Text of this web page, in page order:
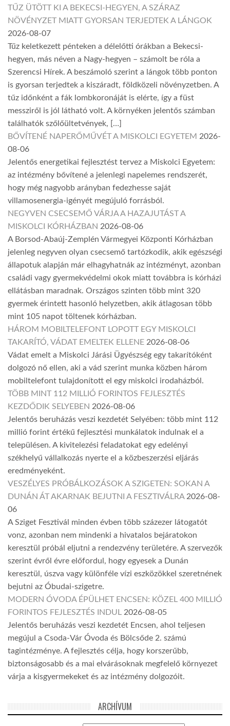
TŰZ ÜTÖTT KI A BEKECSI-HEGYEN, A SZÁRAZ
NÖVÉNYZET MIATT GYORSAN TERJEDTEK A LÁNGOK
2026-08-07
Tűz keletkezett pénteken a délelőtti órákban a Bekecsi-
hegyen, más néven a Nagy-hegyen – számolt be róla a
Szerencsi Hírek. A beszámoló szerint a lángok több ponton
is gyorsan terjedtek a kiszáradt, földközeli növényzetben. A
tűz időnként a fák lombkoronáját is elérte, így a füst
messziről is jól látható volt. A környéken jelentős számban
találhatók szőlőültetvények, […]
BŐVÍTENÉ NAPERŐMŰVÉT A MISKOLCI EGYETEM 2026-
08-06
Jelentős energetikai fejlesztést tervez a Miskolci Egyetem:
az intézmény bővítené a jelenlegi napelemes rendszerét,
hogy még nagyobb arányban fedezhesse saját
villamosenergia-igényét megújuló forrásból.
NEGYVEN CSECSEMŐ VÁRJA A HAZAJUTÁST A
MISKOLCI KÓRHÁZBAN 2026-08-06
A Borsod-Abaúj-Zemplén Vármegyei Központi Kórházban
jelenleg negyven olyan csecsemő tartózkodik, akik egészségi
állapotuk alapján már elhagyhatnák az intézményt, azonban
családi vagy gyermekvédelmi okok miatt továbbra is kórházi
ellátásban maradnak. Országos szinten több mint 320
gyermek érintett hasonló helyzetben, akik átlagosan több
mint 105 napot töltenek kórházban.
HÁROM MOBILTELEFONT LOPOTT EGY MISKOLCI
TAKARÍTÓ, VÁDAT EMELTEK ELLENE 2026-08-06
Vádat emelt a Miskolci Járási Ügyészség egy takarítóként
dolgozó nő ellen, aki a vád szerint munka közben három
mobiltelefont tulajdonított el egy miskolci irodaházból.
TÖBB MINT 112 MILLIÓ FORINTOS FEJLESZTÉS
KEZDŐDIK SELYEBEN 2026-08-06
Jelentős beruházás veszi kezdetét Selyében: több mint 112
millió forint értékű fejlesztési munkálatok indulnak el a
településen. A kivitelezési feladatokat egy edelényi
székhelyű vállalkozás nyerte el a közbeszerzési eljárás
eredményeként.
VESZÉLYES PRÓBÁLKOZÁSOK A SZIGETEN: SOKAN A
DUNÁN ÁT AKARNAK BEJUTNI A FESZTIVÁLRA 2026-08-
06
A Sziget Fesztivál minden évben több százezer látogatót
vonz, azonban nem mindenki a hivatalos bejáratokon
keresztül próbál eljutni a rendezvény területére. A szervezők
szerint évről évre előfordul, hogy egyesek a Dunán
keresztül, úszva vagy különféle vízi eszközökkel szeretnének
bejutni az Óbudai-szigetre.
MODERN ÓVODA ÉPÜLHET ENCSEN: KÖZEL 400 MILLIÓ
FORINTOS FEJLESZTÉS INDUL 2026-08-05
Jelentős beruházás veszi kezdetét Encsen, ahol teljesen
megújul a Csoda-Vár Óvoda és Bölcsőde 2. számú
tagintézménye. A fejlesztés célja, hogy korszerűbb,
biztonságosabb és a mai elvárásoknak megfelelő környezet
várja a kisgyermekeket és az intézmény dolgozóit.
ARCHÍVUM